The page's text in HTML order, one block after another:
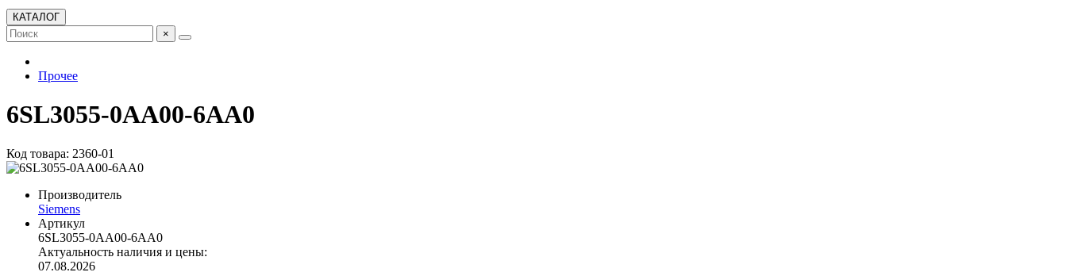
КАТАЛОГ
×
Прочее
6SL3055-0AA00-6AA0
Код товара: 2360-01
Производитель
Siemens
Артикул
6SL3055-0AA00-6AA0
Актуальность наличия и цены:
07.08.2026